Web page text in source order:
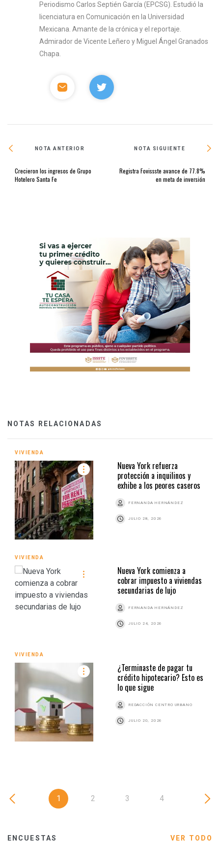
Periodismo Carlos Septién García (EPCSG). Estudió la
licenciatura en Comunicación en la Universidad
Mexicana. Amante de la crónica y el reportaje.
Admirador de Vicente Leñero y Miguel Ángel Granados
Chapa.
NOTA ANTERIOR
Crecieron los ingresos de Grupo
Hotelero Santa Fe
NOTA SIGUIENTE
Registra Fovissste avance de 77.8%
en meta de inversión
NOTAS RELACIONADAS
VIVIENDA
Nueva York refuerza
protección a inquilinos y
exhibe a los peores caseros
FERNANDA HERNÁNDEZ
JULIO 28, 2026
VIVIENDA
Nueva York comienza a
cobrar impuesto a viviendas
secundarias de lujo
FERNANDA HERNÁNDEZ
JULIO 24, 2026
VIVIENDA
¿Terminaste de pagar tu
crédito hipotecario? Esto es
lo que sigue
REDACCIÓN CENTRO URBANO
JULIO 20, 2026
1 2 3 4
ENCUESTAS VER TODO